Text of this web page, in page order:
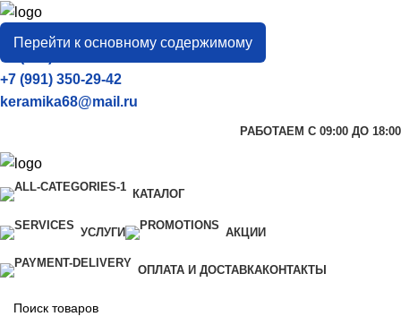
Перейти к основному содержимому
город
Тамбов
+7 (906) 657-33-54
+7 (991) 350-29-42
keramika68@mail.ru
РАБОТАЕМ С 09:00 ДО 18:00
КАТАЛОГ
УСЛУГИ АКЦИИ
ОПЛАТА И ДОСТАВКАКОНТАКТЫ